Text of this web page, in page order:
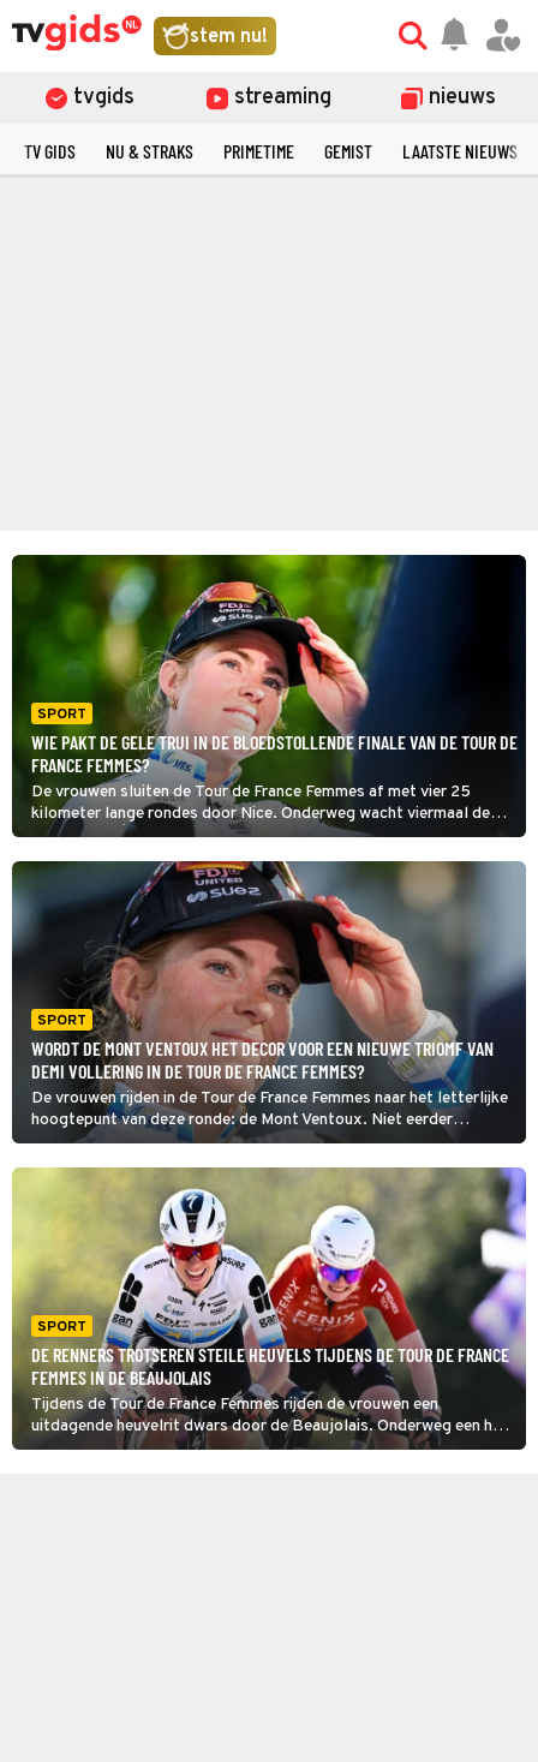
stem nu!
tvgids streaming nieuws
TV GIDS NU & STRAKS PRIMETIME GEMIST LAATSTE NIEUWS
SPORT
WIE PAKT DE GELE TRUI IN DE BLOEDSTOLLENDE FINALE VAN DE TOUR DE
FRANCE FEMMES?
De vrouwen sluiten de Tour de France Femmes af met vier 25
kilometer lange rondes door Nice. Onderweg wacht viermaal de
zware Col d'Èze. Aan de finish op de Promenade des Anglais krijgt
de eindwinnaar de laatste gele trui.
SPORT
WORDT DE MONT VENTOUX HET DECOR VOOR EEN NIEUWE TRIOMF VAN
DEMI VOLLERING IN DE TOUR DE FRANCE FEMMES?
De vrouwen rijden in de Tour de France Femmes naar het letterlijke
hoogtepunt van deze ronde: de Mont Ventoux. Niet eerder
finishten de vrouwen voor deze koers op deze kale col uit de
buitencategorie. De aanloop naar de slotklim is vlak.
SPORT
DE RENNERS TROTSEREN STEILE HEUVELS TIJDENS DE TOUR DE FRANCE
FEMMES IN DE BEAUJOLAIS
Tijdens de Tour de France Femmes rijden de vrouwen een
uitdagende heuvelrit dwars door de Beaujolais. Onderweg een hele
rits steile hellingen. De finish ligt na 140 kilometer in Belleville-en-